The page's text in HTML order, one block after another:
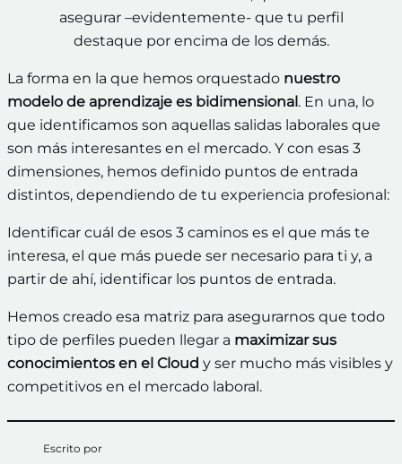
asegurar –evidentemente- que tu perfil
destaque por encima de los demás.
La forma en la que hemos orquestado nuestro
modelo de aprendizaje es bidimensional. En una, lo
que identificamos son aquellas salidas laborales que
son más interesantes en el mercado. Y con esas 3
dimensiones, hemos definido puntos de entrada
distintos, dependiendo de tu experiencia profesional:
Identificar cuál de esos 3 caminos es el que más te
interesa, el que más puede ser necesario para ti y, a
partir de ahí, identificar los puntos de entrada.
Hemos creado esa matriz para asegurarnos que todo
tipo de perfiles pueden llegar a maximizar sus
conocimientos en el Cloud y ser mucho más visibles y
competitivos en el mercado laboral.
Escrito por